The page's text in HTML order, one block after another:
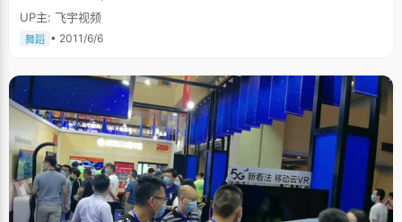
UP主: 飞宇视频
舞蹈 • 2011/6/6